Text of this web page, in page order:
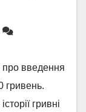
про введення
гривень.
гривні